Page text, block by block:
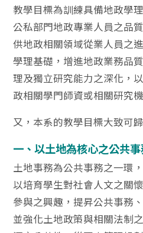
教學目標為訓練具備地政學
公私部門地政專業人員之品
供地政相關領域從業人員之
學理基礎，增進地政業務品
理及獨立研究能力之深化，
政相關學門師資或相關研究
又，本系的教學目標大致可
一、以土地為核心之公共
土地事務為公共事務之一環
以培育學生對社會人文之關
參與之興趣，提昇公共事務
並強化土地政策與相關法制